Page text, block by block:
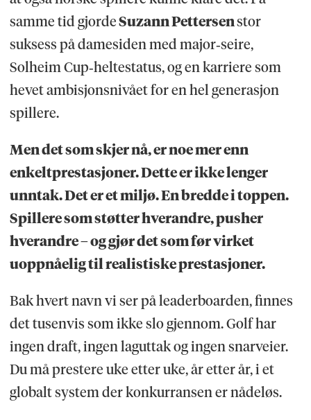
samme tid gjordeSuzann Pettersenstor
suksess på damesiden med major‑seire,
Solheim Cup‑heltestatus, og en karriere som
hevet ambisjonsnivået for en hel generasjon
spillere.
Men det som skjer nå, er noe mer enn
enkeltprestasjoner. Dette er ikke lenger
unntak. Det er et miljø. En bredde i toppen.
Spillere som støtter hverandre, pusher
hverandre – og gjør det som før virket
uoppnåelig til realistiske prestasjoner.
Bak hvert navn vi ser på leaderboarden, finnes
det tusenvis som ikke slo gjennom. Golf har
ingen draft, ingen laguttak og ingen snarveier.
Du må prestere uke etter uke, år etter år, i et
globalt system der konkurransen er nådeløs.